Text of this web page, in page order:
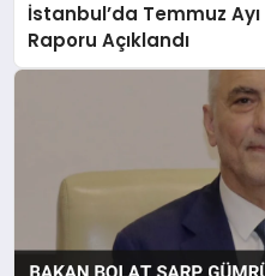
İstanbul’da Temmuz Ayı
Raporu Açıklandı